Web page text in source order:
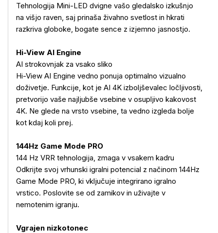
Tehnologija Mini-LED dvigne vašo gledalsko izkušnjo
na višjo raven, saj prinaša živahno svetlost in hkrati
razkriva globoke, bogate sence z izjemno jasnostjo.
Hi-View AI Engine
AI strokovnjak za vsako sliko
Hi-View AI Engine vedno ponuja optimalno vizualno
doživetje. Funkcije, kot je AI 4K izboljševalec ločljivosti,
pretvorijo vaše najljubše vsebine v osupljivo kakovost
4K. Ne glede na vrsto vsebine, ta vedno izgleda bolje
kot kdaj koli prej.
144Hz Game Mode PRO
144 Hz VRR tehnologija, zmaga v vsakem kadru
Odkrijte svoj vrhunski igralni potencial z načinom 144Hz
Game Mode PRO, ki vključuje integrirano igralno
vrstico. Poslovite se od zamikov in uživajte v
nemotenim igranju.
Vgrajen nizkotonec